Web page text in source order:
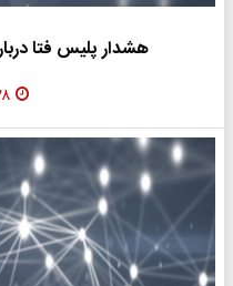
هشدار پلیس فتا
۲۸